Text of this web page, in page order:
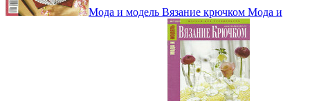
Мода и модель Вязание крючком Мода и